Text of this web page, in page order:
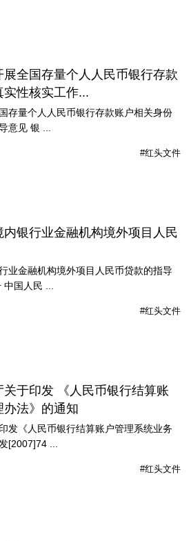
全国存量个人人民币银行存款
性核实工作...
存量个人人民币银行存款账户相关身份
意见 银 ...
#红头文件
银行业金融机构境外项目人民
业金融机构境外项目人民币贷款的指导
国人民 ...
#红头文件
于印发 《人民币银行结算账
办法》的通知
发《人民币银行结算账户管理系统业务
[2007]74 ...
#红头文件